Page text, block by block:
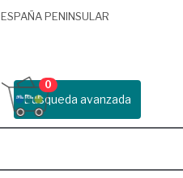
ESPAÑA PENINSULAR
Busqueda avanzada
0